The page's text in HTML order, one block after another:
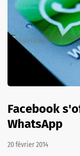
Facebook
WhatsApp
20 février 2014